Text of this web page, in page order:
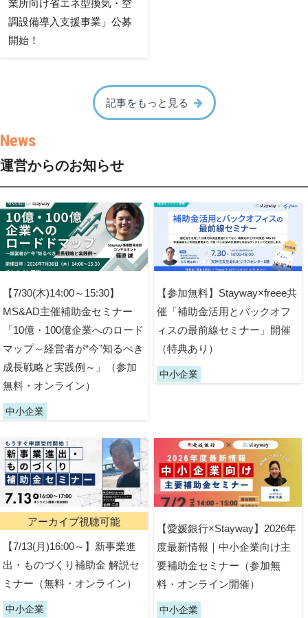
業所向け省エネ型換気・空
調設備導入支援事業」公募
開始！
記事をもっと見る
運営からのお知らせ
【7/30(木)14:00～15:30】
MS&AD主催補助金セミナー
「10億・100億企業へのロード
マップ～経営者が“今”知るべき
成長戦略と実践例～」（参加
無料・オンライン）
中小企業
【参加無料】Stayway×freee共
催「補助金活用とバックオフ
ィスの最前線セミナー」開催
（特典あり）
中小企業
アーカイブ視聴可能
【7/13(月)16:00～】新事業進
出・ものづくり補助金 解説セ
ミナー（無料・オンライン）
中小企業
【愛媛銀行×Stayway】2026年
度最新情報｜中小企業向け主
要補助金セミナー（参加無
料・オンライン開催）
中小企業